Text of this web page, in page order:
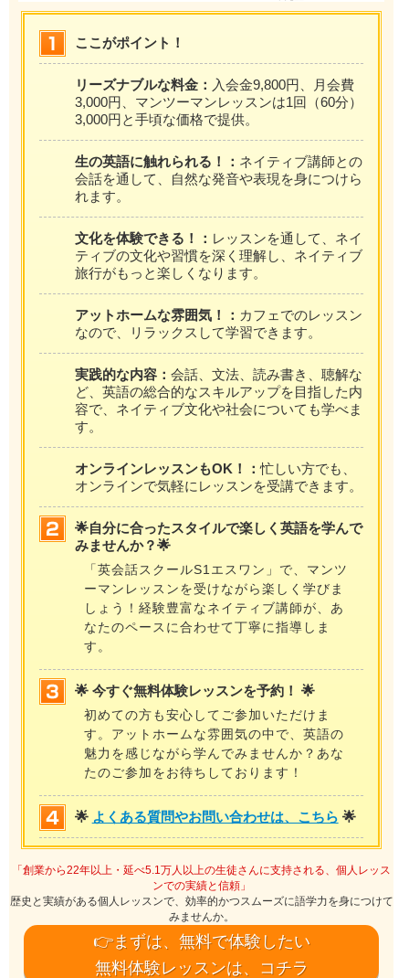
ここがポイント！
リーズナブルな料金： 入会金9,800円、月会費
3,000円、マンツーマンレッスンは1回（60分）
3,000円と手頃な価格で提供。
生の英語に触れられる！： ネイティブ講師との
会話を通して、自然な発音や表現を身につけら
れます。
文化を体験できる！： レッスンを通して、ネイ
ティブの文化や習慣を深く理解し、ネイティブ
旅行がもっと楽しくなります。
アットホームな雰囲気！： カフェでのレッスン
なので、リラックスして学習できます。
実践的な内容： 会話、文法、読み書き、聴解な
ど、英語の総合的なスキルアップを目指した内
容で、ネイティブ文化や社会についても学べま
す。
オンラインレッスンもOK！：忙しい方でも、
オンラインで気軽にレッスンを受講できます。
🌟自分に合ったスタイルで楽しく英語を学んで
みませんか？🌟
「英会話スクールS1エスワン」で、マンツ
ーマンレッスンを受けながら楽しく学びま
しょう！経験豊富なネイティブ講師が、あ
なたのペースに合わせて丁寧に指導しま
す。
🌟 今すぐ無料体験レッスンを予約！ 🌟
初めての方も安心してご参加いただけま
す。アットホームな雰囲気の中で、英語の
魅力を感じながら学んでみませんか？あな
たのご参加をお待ちしております！
🌟 よくある質問やお問い合わせは、こちら 🌟
「創業から22年以上・延べ5.1万人以上の生徒さんに支持される、個人レッス
ンでの実績と信頼」
歴史と実績がある個人レッスンで、効率的かつスムーズに語学力を身につけて
みませんか。
👉まずは、無料で体験したい
無料体験レッスンは、コチラ